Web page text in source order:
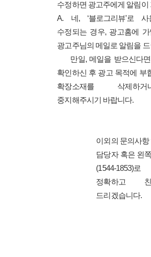
수정하면 광고주에게 알림이
A. 네, ‘블로그리뷰’로
수정되는 경우, 광고홈에
광고주님의 메일로 알림을
만일, 메일을 받으신다면
확인하신 후 광고 목적에 부
확장소재를 삭제하
중지해주시기 바랍니다.
이외의 문의사항
담당자 혹은 왼
(1544-1853)
정확하고
드리겠습니다.